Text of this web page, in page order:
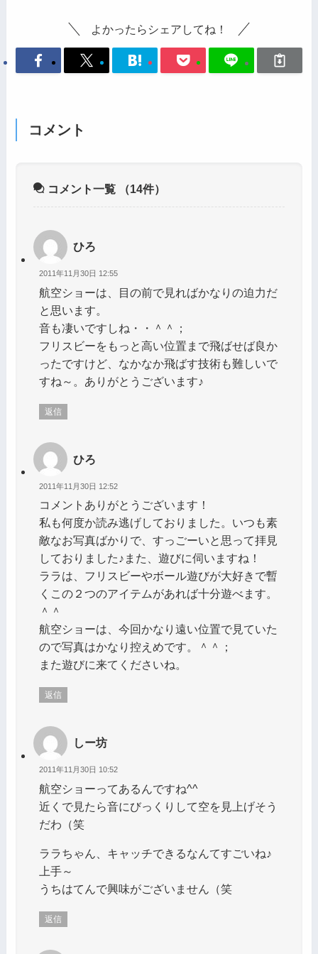
よかったらシェアしてね！
コメント
コメント一覧 （14件）
ひろ
2011年11月30日 12:55
航空ショーは、目の前で見ればかなりの迫力だ
と思います。
音も凄いですしね・・＾＾；
フリスビーをもっと高い位置まで飛ばせば良か
ったですけど、なかなか飛ばす技術も難しいで
すね～。ありがとうございます♪
返信
ひろ
2011年11月30日 12:52
コメントありがとうございます！
私も何度か読み逃げしておりました。いつも素
敵なお写真ばかりで、すっごーいと思って拝見
しておりました♪また、遊びに伺いますね！
ララは、フリスビーやボール遊びが大好きで暫
くこの２つのアイテムがあれば十分遊べます。
＾＾
航空ショーは、今回かなり遠い位置で見ていた
ので写真はかなり控えめです。＾＾；
また遊びに来てくださいね。
返信
しー坊
2011年11月30日 10:52
航空ショーってあるんですね^^
近くで見たら音にびっくりして空を見上げそう
だわ（笑
ララちゃん、キャッチできるなんてすごいね♪
上手～
うちはてんで興味がございません（笑
返信